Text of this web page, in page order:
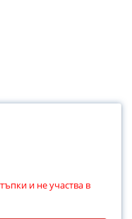
и не участва в